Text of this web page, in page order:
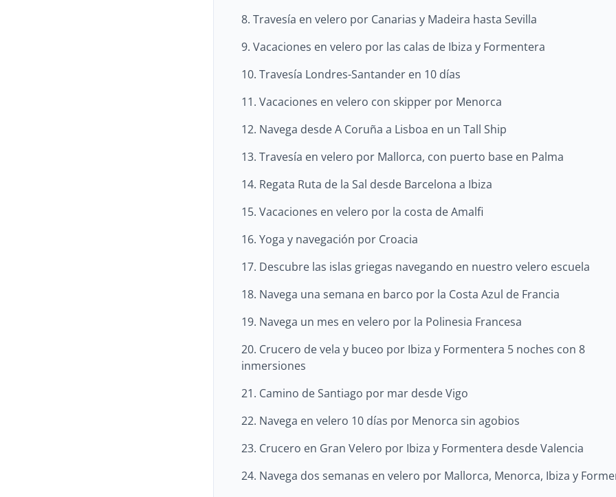
8. Travesía en velero por Canarias y Madeira hasta Sevilla
9. Vacaciones en velero por las calas de Ibiza y Formentera
10. Travesía Londres-Santander en 10 días
11. Vacaciones en velero con skipper por Menorca
12. Navega desde A Coruña a Lisboa en un Tall Ship
13. Travesía en velero por Mallorca, con puerto base en Palma
14. Regata Ruta de la Sal desde Barcelona a Ibiza
15. Vacaciones en velero por la costa de Amalfi
16. Yoga y navegación por Croacia
17. Descubre las islas griegas navegando en nuestro velero escuela
18. Navega una semana en barco por la Costa Azul de Francia
19. Navega un mes en velero por la Polinesia Francesa
20. Crucero de vela y buceo por Ibiza y Formentera 5 noches con 8
inmersiones
21. Camino de Santiago por mar desde Vigo
22. Navega en velero 10 días por Menorca sin agobios
23. Crucero en Gran Velero por Ibiza y Formentera desde Valencia
24. Navega dos semanas en velero por Mallorca, Menorca, Ibiza y